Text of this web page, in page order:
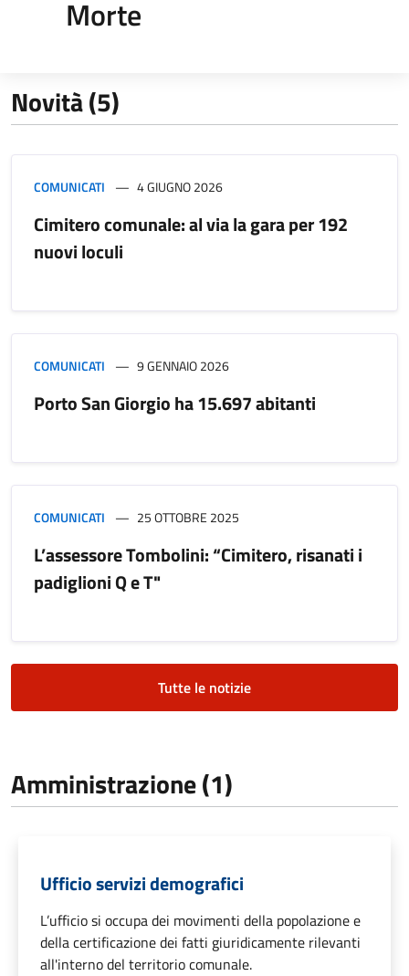
Morte
Novità (5)
COMUNICATI 4 GIUGNO 2026
Cimitero comunale: al via la gara per 192
nuovi loculi
COMUNICATI 9 GENNAIO 2026
Porto San Giorgio ha 15.697 abitanti
COMUNICATI 25 OTTOBRE 2025
L’assessore Tombolini: “Cimitero, risanati i
padiglioni Q e T"
Tutte le notizie
Amministrazione (1)
Ufficio servizi demografici
L’ufficio si occupa dei movimenti della popolazione e
della certificazione dei fatti giuridicamente rilevanti
all'interno del territorio comunale.